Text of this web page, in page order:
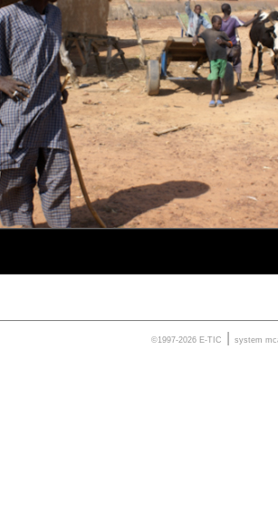
©1997-2026 E-TIC system